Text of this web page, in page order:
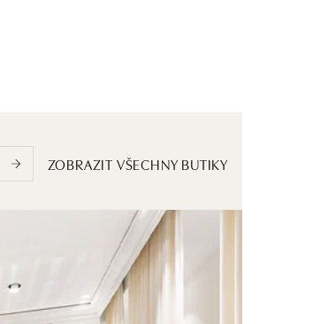
ZOBRAZIT VŠECHNY BUTIKY